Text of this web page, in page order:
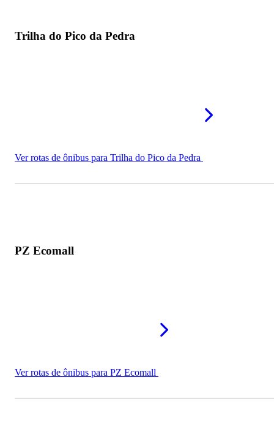
Trilha do Pico da Pedra
Ver rotas de ônibus para Trilha do Pico da Pedra
PZ Ecomall
Ver rotas de ônibus para PZ Ecomall